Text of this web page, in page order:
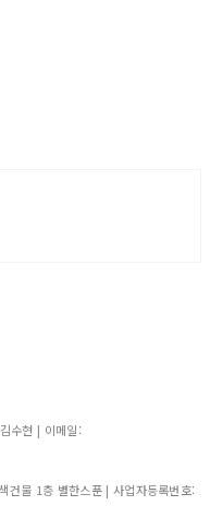
수현 | 이메일:
건물 1층 별한스푼 | 사업자등록번호: